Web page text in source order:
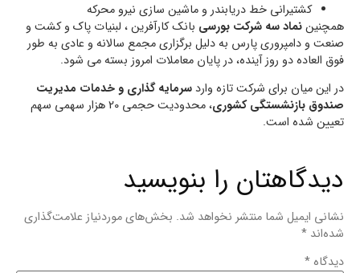
کشتیرانی خط دریابندر و ماشین سازی نیرو محرکه
همچنیننماد سه شرکت بورسی بانک کارآفرین ، لبنیات پاک و کشت و
صنعت و دامپروری پارس به دلیل برگزاری مجمع سالانه و عادی به طور
فوق العاده دو روز آینده، در پایان معاملات امروز بسته می شود.
در این میان برای شرکت تازه وارد سرمایه گذاری و خدمات مدیریت
صندوق بازنشستگی کشوری
، محدودیت حجمی 20 هزار سهمی سهم
تعیین شده است.
دیدگاهتان را بنویسید
نشانی ایمیل شما منتشر نخواهد شد. بخش‌های موردنیاز علامت‌گذاری
شده‌اند *
دیدگاه *